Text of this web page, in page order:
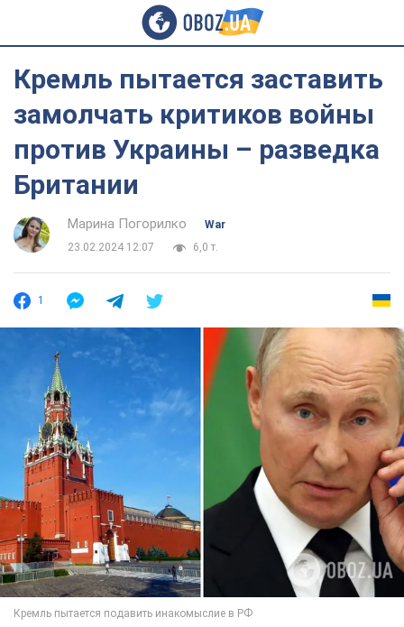
Кремль пытается заставить
замолчать критиков войны
против Украины – разведка
Британии
Марина Погорилко
War
23.02.2024 12:07
6,0 т.
1